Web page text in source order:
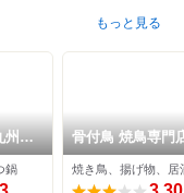
もっと見る
州料
慶 高
鍋
骨付鳥 焼鳥専門
どり 高松店
焼き鳥、揚げ物、居